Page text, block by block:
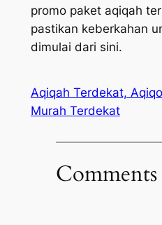
promo paket aqiqah
pastikan keberkahan
dimulai dari sini.
Aqiqah Terdekat,
Murah Terdekat
Comments